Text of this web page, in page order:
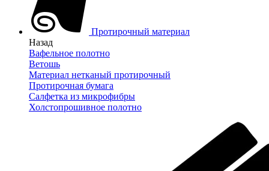
Протирочный материал
Назад
Вафельное полотно
Ветошь
Материал нетканый протирочный
Протирочная бумага
Салфетка из микрофибры
Холстопрошивное полотно